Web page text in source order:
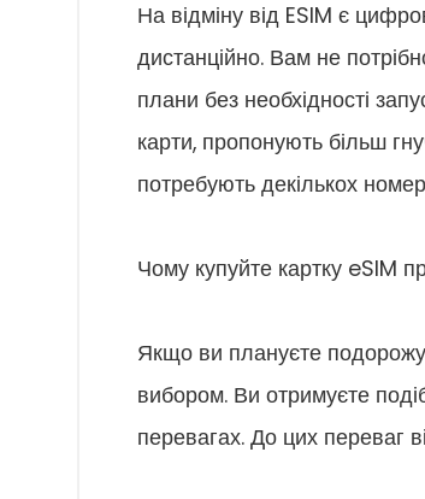
На відміну від ESIM є
дистанційно. Вам не
плани без необхідності
карти, пропонують більш
потребують декількох
Чому купуйте картку eSIM
Якщо ви плануєте
вибором. Ви отримуєте
перевагах. До цих переваг